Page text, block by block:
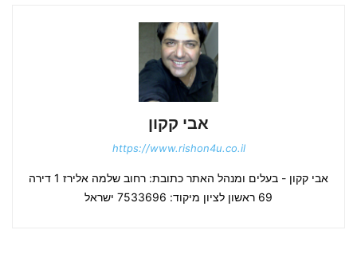
אבי קקון
https://www.rishon4u.co.il
אבי קקון - בעלים ומנהל האתר כתובת: רחוב שלמה אלירז 1 דירה
69 ראשון לציון מיקוד: 7533696 ישראל